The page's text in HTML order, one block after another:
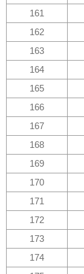
161
162
163
164
165
166
167
168
169
170
171
172
173
174